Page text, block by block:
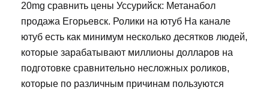
20mg сравнить цены Уссурийск: Метанабол
продажа Егорьевск. Ролики на ютуб На канале
ютуб есть как минимум несколько десятков людей,
которые зарабатывают миллионы долларов на
подготовке сравнительно несложных роликов,
которые по различным причинам пользуются